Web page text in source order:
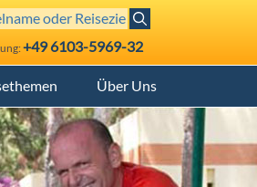
+49 6103-5969-32
Über Uns